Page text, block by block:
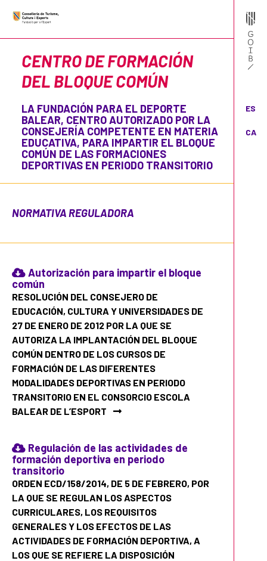
ES
CA
CENTRO DE FORMACIÓN
DEL BLOQUE COMÚN
LA FUNDACIÓN PARA EL DEPORTE
BALEAR, CENTRO AUTORIZADO POR LA
CONSEJERÍA COMPETENTE EN MATERIA
EDUCATIVA, PARA IMPARTIR EL BLOQUE
COMÚN DE LAS FORMACIONES
DEPORTIVAS EN PERIODO TRANSITORIO
NORMATIVA REGULADORA
Autorización para impartir el bloque
común
RESOLUCIÓN DEL CONSEJERO DE
EDUCACIÓN, CULTURA Y UNIVERSIDADES DE
27 DE ENERO DE 2012 POR LA QUE SE
AUTORIZA LA IMPLANTACIÓN DEL BLOQUE
COMÚN DENTRO DE LOS CURSOS DE
FORMACIÓN DE LAS DIFERENTES
MODALIDADES DEPORTIVAS EN PERIODO
TRANSITORIO EN EL CONSORCIO ESCOLA
BALEAR DE L’ESPORT
Regulación de las actividades de
formación deportiva en periodo
transitorio
ORDEN ECD/158/2014, DE 5 DE FEBRERO, POR
LA QUE SE REGULAN LOS ASPECTOS
CURRICULARES, LOS REQUISITOS
GENERALES Y LOS EFECTOS DE LAS
ACTIVIDADES DE FORMACIÓN DEPORTIVA, A
LOS QUE SE REFIERE LA DISPOSICIÓN